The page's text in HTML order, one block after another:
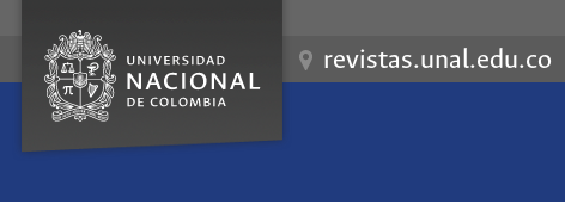
revistas.unal.edu.co